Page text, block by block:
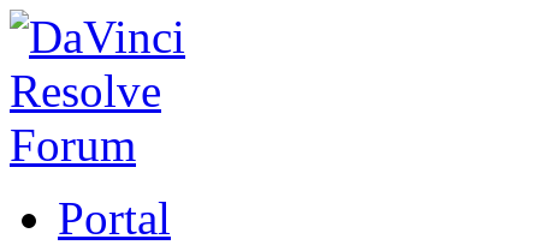
Portal